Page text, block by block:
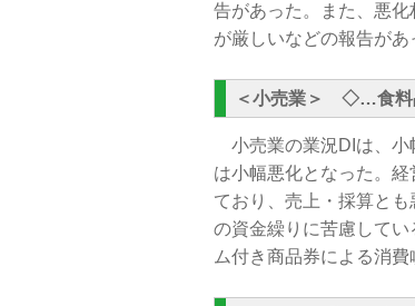
告があった。また、悪
が厳しいなどの報告があ
＜小売業＞ ◇…食料
小売業の業況DIは、小
は小幅悪化となった。
ており、売上・採算と
の資金繰りに苦慮して
ム付き商品券による消